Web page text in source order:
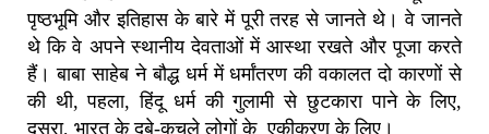
पृष्ठभूमि और इतिहास के बारे में पूरी तरह से जानते थे। वे जानते
थे कि वे अपने स्थानीय देवताओं में आस्था रखते और पूजा करते
हैं। बाबा साहेब ने बौद्ध धर्म में धर्मांतरण की वकालत दो कारणों से
की थी, पहला, हिंदू धर्म की गुलामी से छुटकारा पाने के लिए,
दूसरा, भारत के दबे-कुचले लोगों के एकीकरण के लिए।